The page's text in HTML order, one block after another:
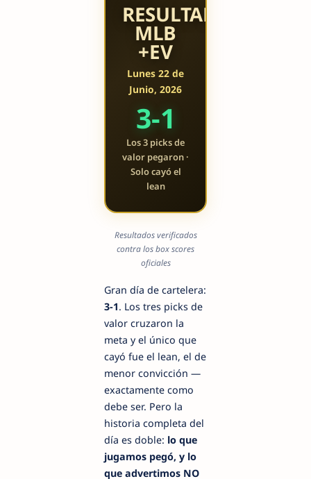
RESULTADOS
MLB
+EV
Lunes 22 de
Junio, 2026
3-1
Los 3 picks de
valor pegaron ·
Solo cayó el
lean
Resultados verificados
contra los box scores
oficiales
Gran día de cartelera:
3-1. Los tres picks de
valor cruzaron la
meta y el único que
cayó fue el lean, el de
menor convicción —
exactamente como
debe ser. Pero la
historia completa del
día es doble: lo que
jugamos pegó, y lo
que advertimos NO